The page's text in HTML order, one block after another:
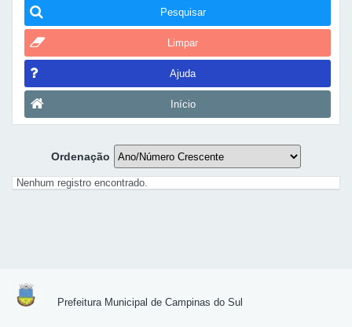
Pesquisar
Limpar
Ajuda
Início
Ordenação
Nenhum registro encontrado.
Prefeitura Municipal de Campinas do Sul